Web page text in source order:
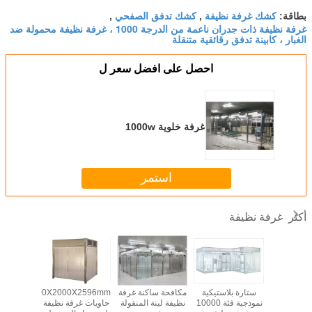
بطاقة:كشك غرفة نظيفة ,كشك تدفق الصفحي ,
غرفة نظيفة ذات جدران ناعمة من الدرجة 1000 ، غرفة نظيفة محمولة ضد
الغبار ، كابينة تدفق رقائقية متنقلة
احصل على افضل سعر ل
غرفة خلوية 1000w
استمر
أكثر غرفة نظيفة
2000X2000X2596mm
حاويات غرفة نظيفة
مكافحة ساكنة غرفة
نظيفة لينة المنقولة
ستارة بلاستيكية
نموذجية فئة 10000